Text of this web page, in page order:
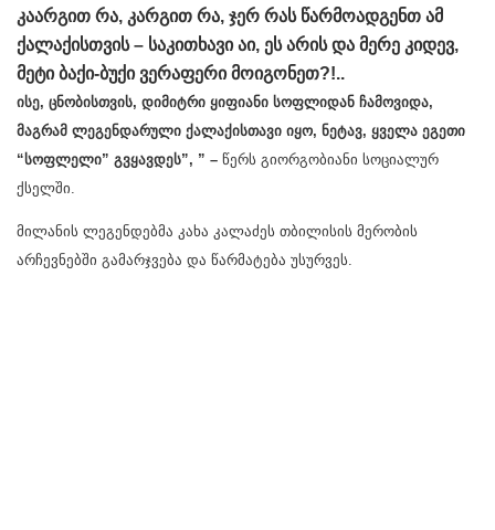
კაარგით რა, კარგით რა, ჯერ რას წარმოადგენთ ამ
ქალაქისთვის – საკითხავი აი, ეს არის და მერე კიდევ,
მეტი ბაქი-ბუქი ვერაფერი მოიგონეთ?!..
ისე, ცნობისთვის, დიმიტრი ყიფიანი სოფლიდან ჩამოვიდა,
მაგრამ ლეგენდარული ქალაქისთავი იყო, ნეტავ, ყველა ეგეთი
“სოფლელი” გვყავდეს”, ” – წერს გიორგობიანი სოციალურ
ქსელში.
მილანის ლეგენდებმა კახა კალაძეს თბილისის მერობის
არჩევნებში გამარჯვება და წარმატება უსურვეს.